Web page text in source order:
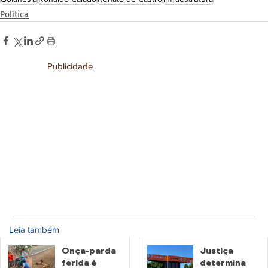
Política
Publicidade
Leia também
Onça-parda
ferida é
Justiça
determina